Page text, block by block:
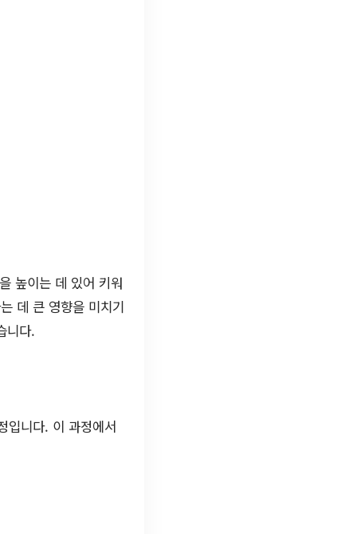
높이는 데 있어 키워
데 큰 영향을 미치기
니다.
입니다. 이 과정에서